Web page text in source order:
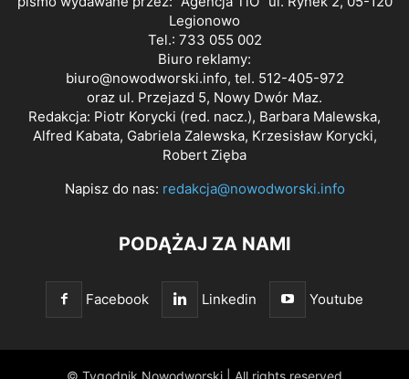
Legionowo
Tel.: 733 055 002
Biuro reklamy:
biuro@nowodworski.info, tel. 512-405-972
oraz ul. Przejazd 5, Nowy Dwór Maz.
Redakcja: Piotr Korycki (red. nacz.), Barbara Malewska,
Alfred Kabata, Gabriela Zalewska, Krzesisław Korycki,
Robert Zięba
Napisz do nas: redakcja@nowodworski.info
PODĄŻAJ ZA NAMI
Facebook Linkedin Youtube